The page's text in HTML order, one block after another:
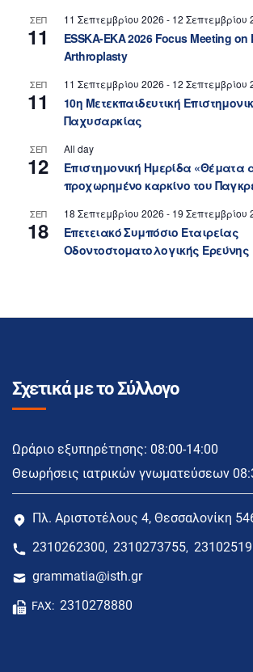
ΣΕΠ
11
11 Σεπτεμβρίου 2026 - 12 Σεπτεμβρίου
ESSKA-EKA 2026 Focus Meeting on
Arthroplasty
ΣΕΠ
11
11 Σεπτεμβρίου 2026 - 12 Σεπτεμβρίου
10η Μετεκπαιδευτική
Παχυσαρκίας
ΣΕΠ
12
All day
Επιστημονική Ημερίδα «Θέματα
προχωρημένο καρκίνο του
ΣΕΠ
18
18 Σεπτεμβρίου 2026 - 19 Σεπτεμβρίου
Επετειακό Συμπόσιο Εταιρείας
Οδοντοστοματολογικής Ερεύνης
Σχετικά με το Σύλλογο
Ωράριο εξυπηρέτησης: 08:00-14:00
Θεωρήσεις ιατρικών γνωματεύσεων
Πλ. Αριστοτέλους 4, Θεσσαλονίκη
2310262300, 2310273755,
grammatia@isth.gr
FAX: 2310278880